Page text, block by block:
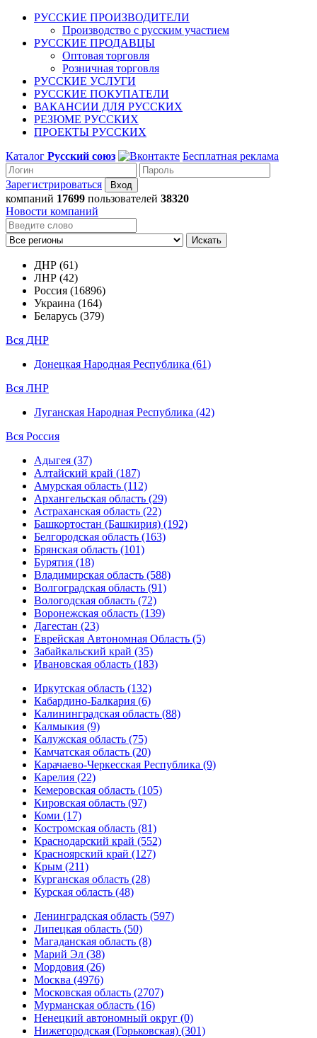
РУССКИЕ ПРОИЗВОДИТЕЛИ
Производство с русским участием
РУССКИЕ ПРОДАВЦЫ
Оптовая торговля
Розничная торговля
РУССКИЕ УСЛУГИ
РУССКИЕ ПОКУПАТЕЛИ
ВАКАНСИИ ДЛЯ РУССКИХ
РЕЗЮМЕ РУССКИХ
ПРОЕКТЫ РУССКИХ
Каталог Русский союз Бесплатная реклама
Зарегистрироваться
компаний 17699 пользователей 38320
Новости компаний
Искать
ДНР (61)
ЛНР (42)
Россия (16896)
Украина (164)
Беларусь (379)
Вся ДНР
Донецкая Народная Республика (61)
Вся ЛНР
Луганская Народная Республика (42)
Вся Россия
Адыгея (37)
Алтайский край (187)
Амурская область (112)
Архангельская область (29)
Астраханская область (22)
Башкортостан (Башкирия) (192)
Белгородская область (163)
Брянская область (101)
Бурятия (18)
Владимирская область (588)
Волгоградская область (91)
Вологодская область (72)
Воронежская область (139)
Дагестан (23)
Еврейская Автономная Область (5)
Забайкальский край (35)
Ивановская область (183)
Иркутская область (132)
Кабардино-Балкария (6)
Калининградская область (88)
Калмыкия (9)
Калужская область (75)
Камчатская область (20)
Карачаево-Черкесская Республика (9)
Карелия (22)
Кемеровская область (105)
Кировская область (97)
Коми (17)
Костромская область (81)
Краснодарский край (552)
Красноярский край (127)
Крым (211)
Курганская область (28)
Курская область (48)
Ленинградская область (597)
Липецкая область (50)
Магаданская область (8)
Марий Эл (38)
Мордовия (26)
Москва (4976)
Московская область (2707)
Мурманская область (16)
Ненецкий автономный округ (0)
Нижегородская (Горьковская) (301)